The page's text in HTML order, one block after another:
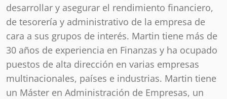
desarrollar y asegurar el rendimiento financiero,
de tesorería y administrativo de la empresa de
cara a sus grupos de interés. Martin tiene más de
30 años de experiencia en Finanzas y ha ocupado
puestos de alta dirección en varias empresas
multinacionales, países e industrias. Martin tiene
un Máster en Administración de Empresas, un